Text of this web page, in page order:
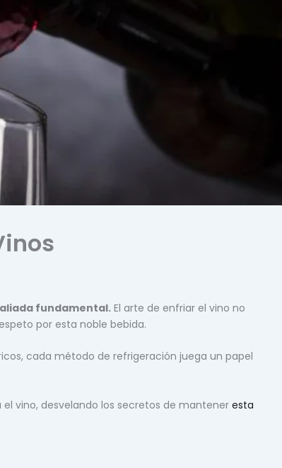
fundamental. El arte de enfriar el vino no
por esta noble bebida.
cada método de refrigeración juega un papel
vino, desvelando los secretos de mantener esta